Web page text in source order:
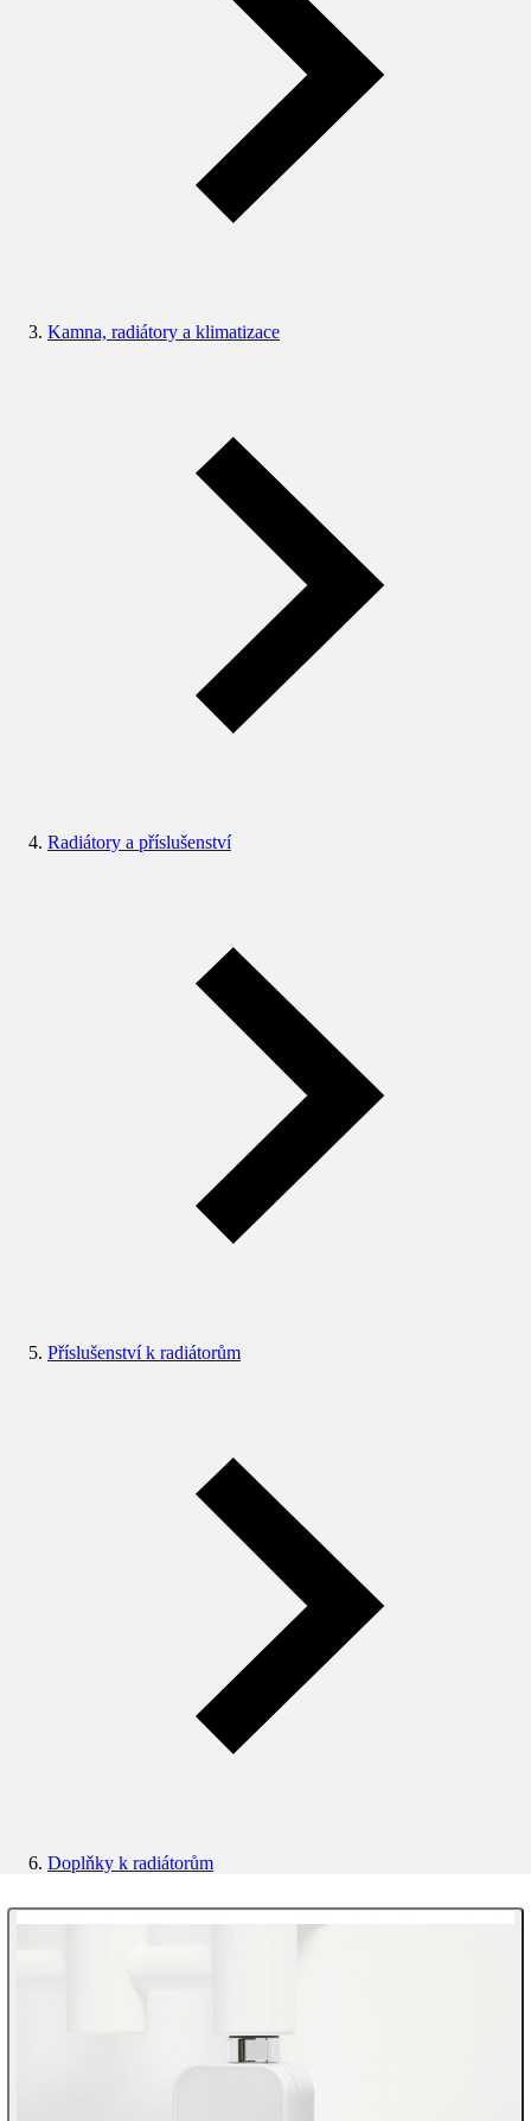
Kamna, radiátory a klimatizace
Radiátory a příslušenství
Příslušenství k radiátorům
Doplňky k radiátorům